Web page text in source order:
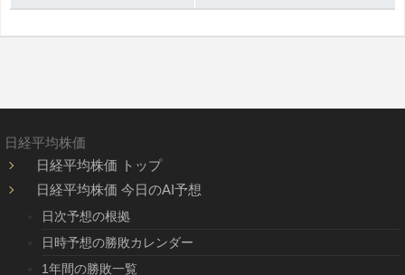
日経平均株価
日経平均株価 トップ
日経平均株価 今日のAI予想
日次予想の根拠
日時予想の勝敗カレンダー
1年間の勝敗一覧